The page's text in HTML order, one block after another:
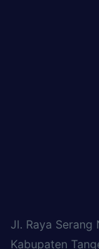
Jl. Raya Serang
Kabupaten